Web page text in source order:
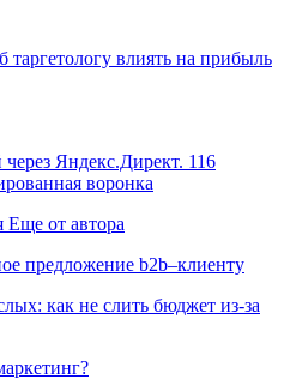
влиять на прибыль
Яндекс.Директ. 116
воронка
Еще от автора
предложение b2b–клиенту
как не слить бюджет из-за